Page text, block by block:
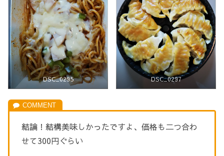
DSC_0295 DSC_0297
結論！結構美味しかったですよ、価格も二つ合わ
せて300円ぐらい